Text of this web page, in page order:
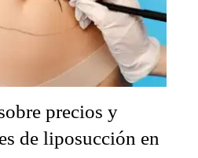
precios y
de liposucción en